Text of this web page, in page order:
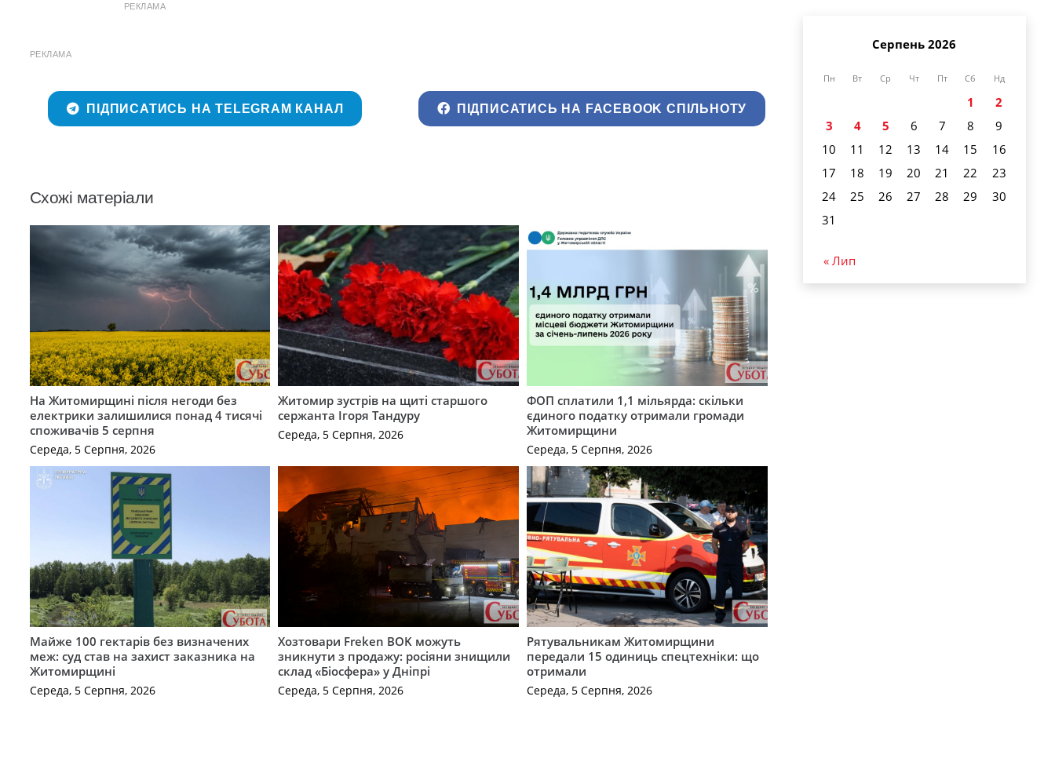
РЕКЛАМА
РЕКЛАМА
ПІДПИСАТИСЬ НА TELEGRAM КАНАЛ ПІДПИСАТИСЬ НА FACEBOOK СПІЛЬНОТУ
Схожі матеріали
На Житомирщині після негоди без
електрики залишилися понад 4 тисячі
споживачів 5 серпня
Середа, 5 Серпня, 2026
Житомир зустрів на щиті старшого
сержанта Ігоря Тандуру
Середа, 5 Серпня, 2026
ФОП сплатили 1,1 мільярда: скільки
єдиного податку отримали громади
Житомирщини
Середа, 5 Серпня, 2026
Майже 100 гектарів без визначених
меж: суд став на захист заказника на
Житомирщині
Середа, 5 Серпня, 2026
Хозтовари Freken BOK можуть
зникнути з продажу: росіяни знищили
склад «Біосфера» у Дніпрі
Середа, 5 Серпня, 2026
Рятувальникам Житомирщини
передали 15 одиниць спецтехніки: що
отримали
Середа, 5 Серпня, 2026
Серпень 2026
Пн Вт Ср Чт Пт Сб Нд
1
2
3
4 5 6 7 8
9
10
11 12 13 14 15
16
17
18 19 20 21 22
23
24
25 26 27 28 29
30
31
« Лип